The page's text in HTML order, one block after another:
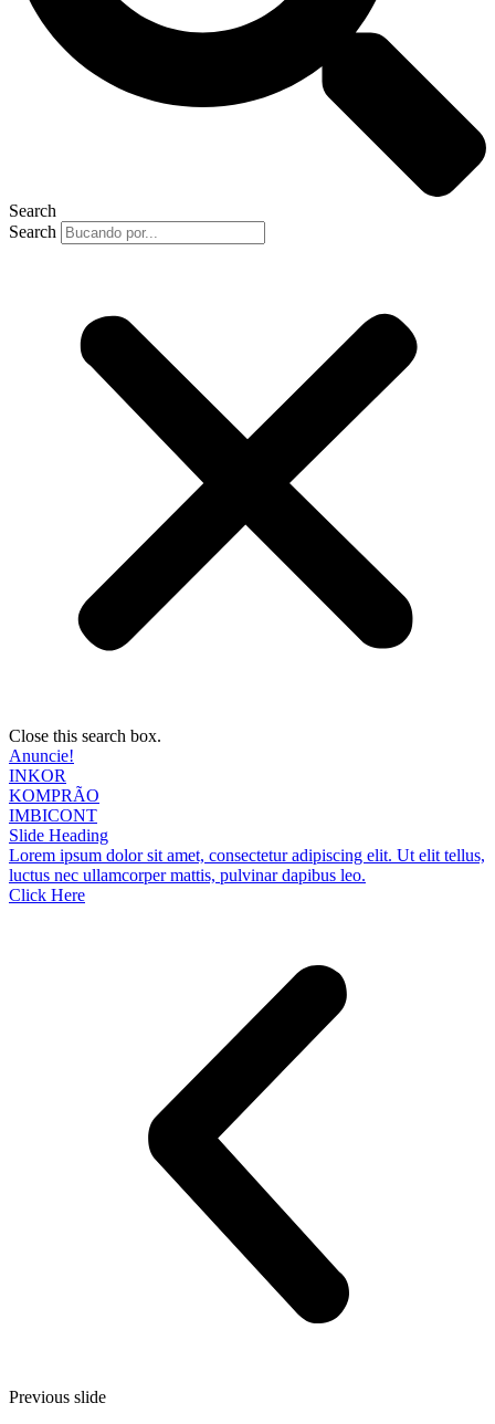
Search
Search
Close this search box.
Anuncie!
INKOR
KOMPRÃO
IMBICONT
Slide Heading
Lorem ipsum dolor sit amet, consectetur adipiscing elit. Ut elit tellus,
luctus nec ullamcorper mattis, pulvinar dapibus leo.
Click Here
Previous slide